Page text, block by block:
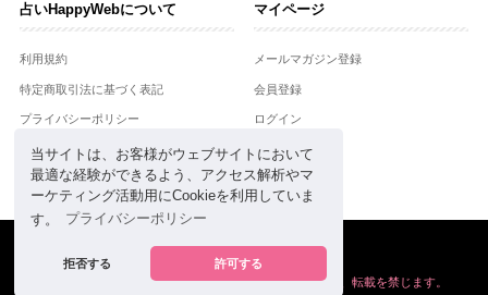
当サイトは、お客様がウェブサイトにおいて
最適な経験ができるよう、アクセス解析やマ
ーケティング活動用にCookieを利用していま
す。
プライバシーポリシー
拒否する 許可する
占いHappyWebについて
利用規約
特定商取引法に基づく表記
プライバシーポリシー
運営会社
お問合せ
マイページ
メールマガジン登録
会員登録
ログイン
powered by
掲載の情報や画像など、すべてのコンテンツの無断複写、転載を禁じます。